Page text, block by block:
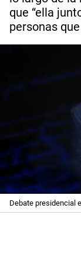
que “ella
personas
Debate presidencial